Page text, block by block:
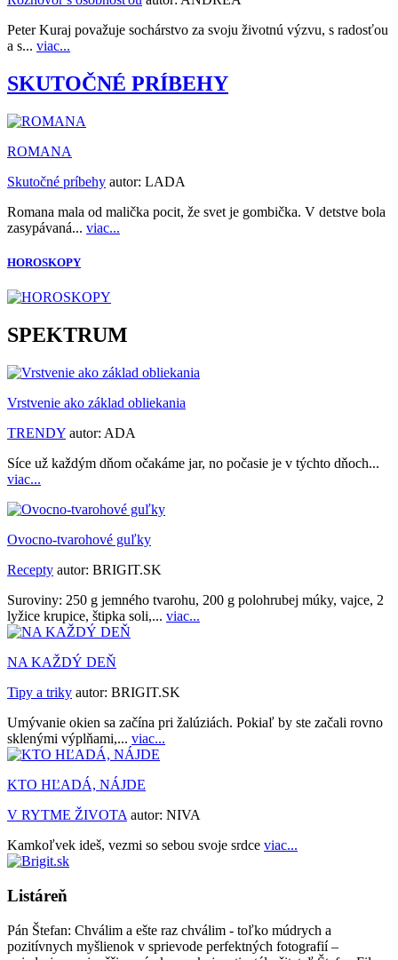
Peter Kuraj považuje sochárstvo za svoju životnú výzvu, s radosťou
a s... viac...
SKUTOČNÉ PRÍBEHY
ROMANA
Skutočné príbehy autor: LADA
Romana mala od malička pocit, že svet je gombička. V detstve bola
zasypávaná... viac...
HOROSKOPY
SPEKTRUM
Vrstvenie ako základ obliekania
TRENDY autor: ADA
Síce už každým dňom očakáme jar, no počasie je v týchto dňoch...
viac...
Ovocno-tvarohové guľky
Recepty autor: BRIGIT.SK
Suroviny: 250 g jemného tvarohu, 200 g polohrubej múky, vajce, 2
lyžice krupice, štipka soli,... viac...
NA KAŽDÝ DEŇ
Tipy a triky autor: BRIGIT.SK
Umývanie okien sa začína pri žalúziách. Pokiaľ by ste začali rovno
sklenými výplňami,... viac...
KTO HĽADÁ, NÁJDE
V RYTME ŽIVOTA autor: NIVA
Kamkoľvek ideš, vezmi so sebou svoje srdce viac...
Listáreň
Pán Štefan: Chválim a ešte raz chválim - toľko múdrych a
pozitívnych myšlienok v sprievode perfektných fotografií –